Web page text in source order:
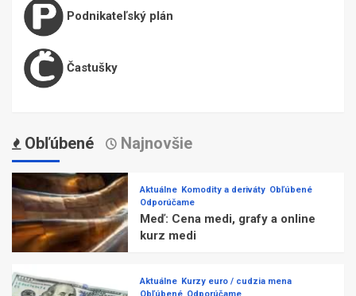
Podnikateľský plán
Častušky
Obľúbené Najnovšie
Aktuálne Komodity a deriváty Obľúbené
Odporúčame
Meď: Cena medi, grafy a online
kurz medi
Aktuálne Kurzy euro / cudzia mena
Obľúbené Odporúčame